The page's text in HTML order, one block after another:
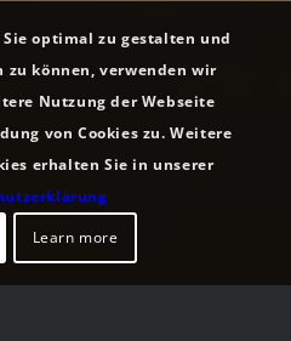
optimal zu gestalten und
können, verwenden wir
Nutzung der Webseite
von Cookies zu. Weitere
erhalten Sie in unserer
Learn more